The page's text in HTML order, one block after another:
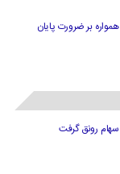
بر ضرورت پایان